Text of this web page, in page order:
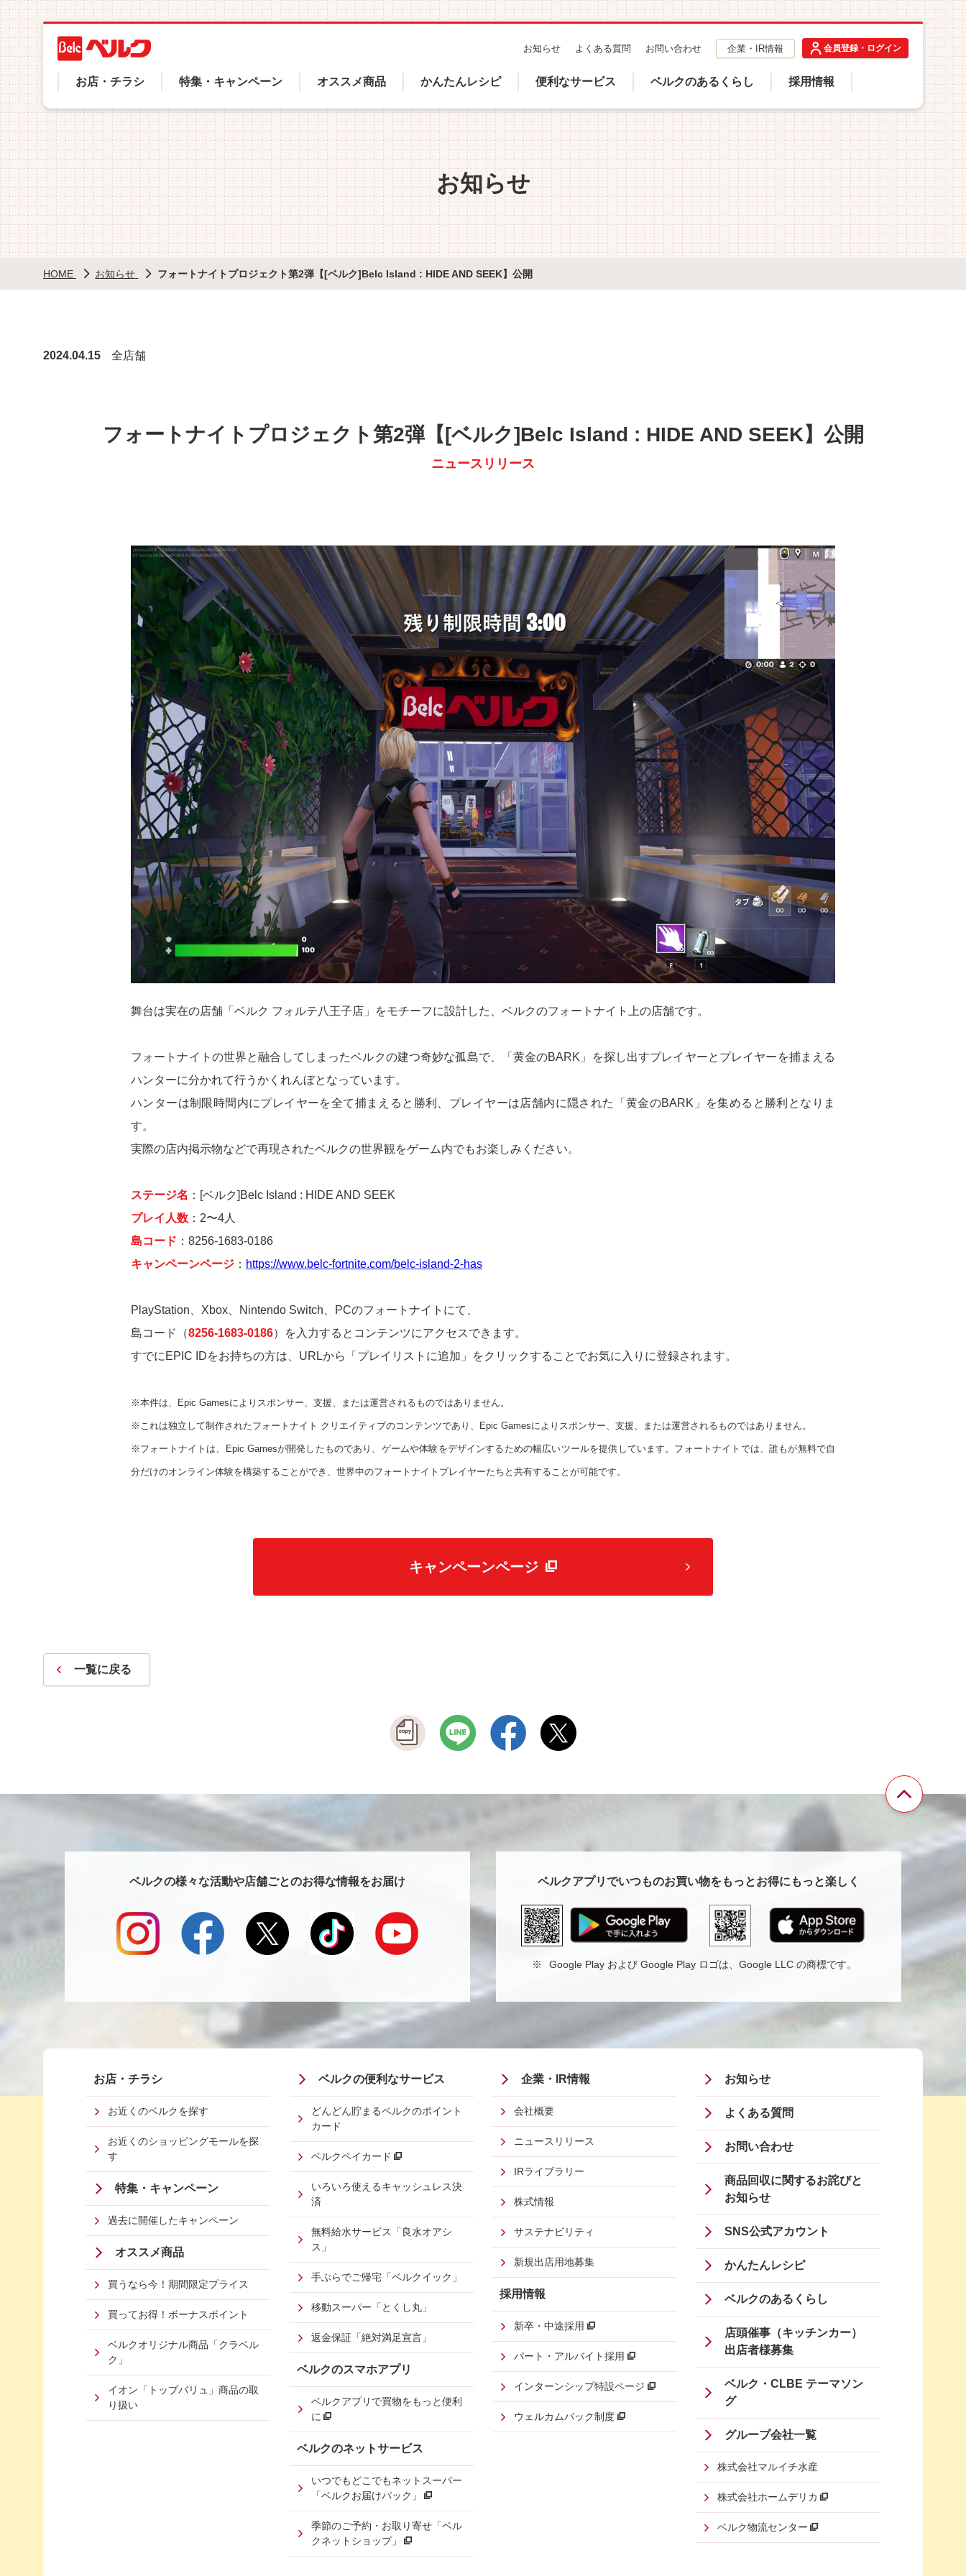
メ
イ
ン
コ
ン
テ
ン
ツ
に
移
動
ヘ
ッ
ダ
ー
メ
ニ
ュ
ー
お店・チラシ 特集・キャンペーン オススメ商品 かんたんレシピ 便利なサービス ベルクのあるくらし 採用情報
sub
navigation
お知らせ よくある質問 お問い合わせ 企業・IR情報 会員登録・ログイン
お知らせ
2024.04.15 全店舗
フォートナイトプロジェクト第2弾【[ベルク]Belc Island : HIDE AND SEEK】公開
ニュースリリース
舞台は実在の店舗「ベルク フォルテ八王子店」をモチーフに設計した、ベルクのフォートナイト上の店舗です。
フォートナイトの世界と融合してしまったベルクの建つ奇妙な孤島で、「黄金のBARK」を探し出すプレイヤーとプレイヤーを捕まえる
ハンターに分かれて行うかくれんぼとなっています。
ハンターは制限時間内にプレイヤーを全て捕まえると勝利、プレイヤーは店舗内に隠された「黄金のBARK」を集めると勝利となりま
す。
実際の店内掲示物などで再現されたベルクの世界観をゲーム内でもお楽しみください。
ステージ名 ：[ベルク]Belc Island : HIDE AND SEEK
プレイ人数 ：2〜4人
島コード ：8256-1683-0186
キャンペーンページ ： https://www.belc-fortnite.com/belc-island-2-has
PlayStation、Xbox、Nintendo Switch、PCのフォートナイトにて、
島コード（8256-1683-0186）を入力するとコンテンツにアクセスできます。
すでにEPIC IDをお持ちの方は、URLから「プレイリストに追加」をクリックすることでお気に入りに登録されます。
※本件は、Epic Gamesによりスポンサー、支援、または運営されるものではありません。
※これは独立して制作されたフォートナイト クリエイティブのコンテンツであり、Epic Gamesによりスポンサー、支援、または運営されるものではありません。
※フォートナイトは、Epic Gamesが開発したものであり、ゲームや体験をデザインするための幅広いツールを提供しています。フォートナイトでは、誰もが無料で自
分だけのオンライン体験を構築することができ、世界中のフォートナイトプレイヤーたちと共有することが可能です。
キャンペーンページ
一覧に戻る
HOME お知らせ フォートナイトプロジェクト第2弾【[ベルク]Belc Island : HIDE AND SEEK】公開
ジ
る
ベルクの様々な活動や店舗ごとのお得な情報をお届け ベルクアプリでいつものお買い物をもっとお得にもっと楽しく
※ Google Play および Google Play ロゴは、Google LLC の商標です。
Footer
First
Menu
お店・チラシ
お近くのベルクを探す
お近くのショッピングモールを探
す
特集・キャンペーン
過去に開催したキャンペーン
オススメ商品
買うなら今！期間限定プライス
買ってお得！ボーナスポイント
ベルクオリジナル商品「クラベル
ク」
イオン「トップバリュ」商品の取
り扱い
Footer
Menu
Second
ベルクの便利なサービス
どんどん貯まるベルクのポイント
カード
ベルクペイカード
いろいろ使えるキャッシュレス決
済
無料給水サービス「良水オアシ
ス」
手ぶらでご帰宅「ベルクイック」
移動スーパー「とくし丸」
返金保証「絶対満足宣言」
ベルクのスマホアプリ
ベルクアプリで買物をもっと便利
に
ベルクのネットサービス
いつでもどこでもネットスーパー
「ベルクお届けパック」
季節のご予約・お取り寄せ「ベル
クネットショップ」
Footer
Menu
Third
企業・IR情報
会社概要
ニュースリリース
IRライブラリー
株式情報
サステナビリティ
新規出店用地募集
採用情報
新卒・中途採用
パート・アルバイト採用
インターンシップ特設ページ
ウェルカムバック制度
Footer
Menu
Four
お知らせ
よくある質問
お問い合わせ
商品回収に関するお詫びと
お知らせ
SNS公式アカウント
かんたんレシピ
ベルクのあるくらし
店頭催事（キッチンカー）
出店者様募集
ベルク・CLBE テーマソン
グ
グループ会社一覧
株式会社マルイチ水産
株式会社ホームデリカ
ベルク物流センター